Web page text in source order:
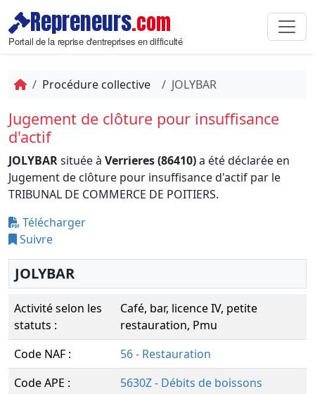
Repreneurs.com
Portail de la reprise d'entreprises en difficulté
Procédure collective JOLYBAR
Jugement de clôture pour insuffisance
d'actif
JOLYBARsituée à Verrieres (86410)a été déclarée en
Jugement de clôture pour insuffisance d'actif par le
TRIBUNAL DE COMMERCE DE POITIERS.
Télécharger
Suivre
JOLYBAR
Activité selon les
statuts :
Café, bar, licence IV, petite
restauration, Pmu
Code NAF :
56 - Restauration
Code APE :
5630Z - Débits de boissons